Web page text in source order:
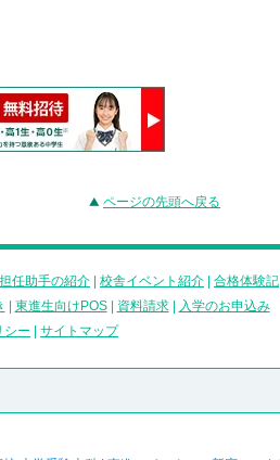
ページの先頭へ戻る
担任助手の紹介 校舎イベント紹介 合格体験記
東進生向けPOS| 資料請求|
入学のお申込み
シー サイトマップ